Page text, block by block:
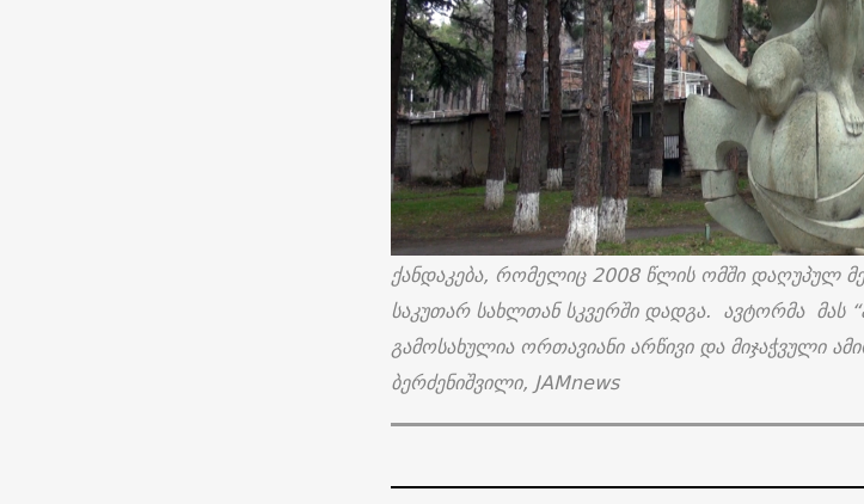
ქანდაკება, რომელიც 2008 წლის ომში დაღუპულ
საკუთარ სახლთან სკვერში დადგა. ავტორმა მას
გამოსახულია ორთავიანი არწივი და მიჯაჭვული
ბერძენიშვილი, JAMnews